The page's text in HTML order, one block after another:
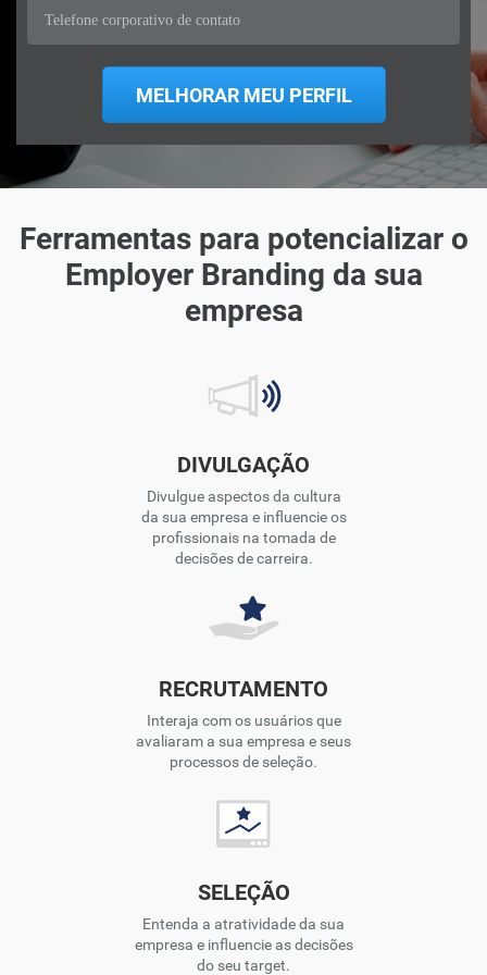
Ferramentas para potencializar o
Employer Branding da sua
empresa
DIVULGAÇÃO
Divulgue aspectos da cultura
da sua empresa e influencie os
profissionais na tomada de
decisões de carreira.
RECRUTAMENTO
Interaja com os usuários que
avaliaram a sua empresa e seus
processos de seleção.
SELEÇÃO
Entenda a atratividade da sua
empresa e influencie as decisões
do seu target.